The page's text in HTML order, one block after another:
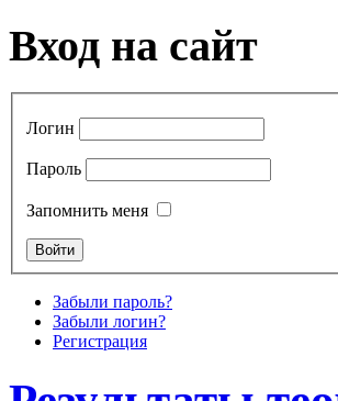
Вход на сайт
Логин
Пароль
Запомнить меня
Забыли пароль?
Забыли логин?
Регистрация